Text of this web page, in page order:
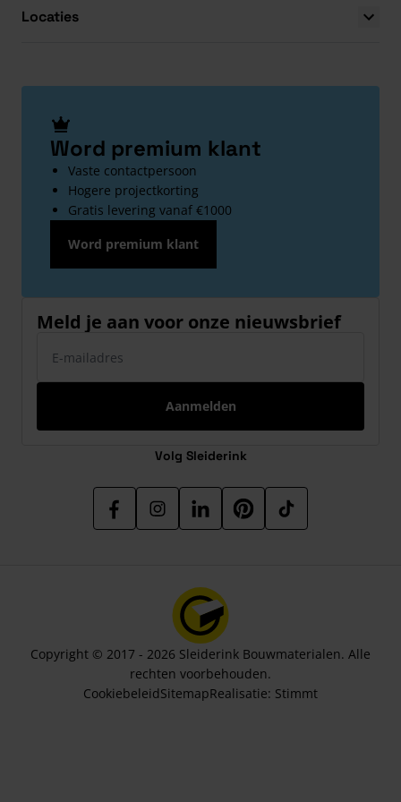
Locaties
Word premium klant
Vaste contactpersoon
Hogere projectkorting
Gratis levering vanaf €1000
Word premium klant
Meld je aan voor onze nieuwsbrief
Aanmelden
Volg Sleiderink
Copyright © 2017 - 2026 Sleiderink Bouwmaterialen. Alle
rechten voorbehouden.
CookiebeleidSitemapRealisatie: Stimmt